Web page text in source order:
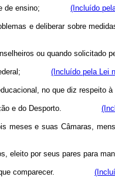
de ensino; (Incluído
e deliberar sobre
ou quando
(Incluído pela Lei
no que diz
e do Desporto.
e suas Câmaras,
eleito por seus pares
comparecer.